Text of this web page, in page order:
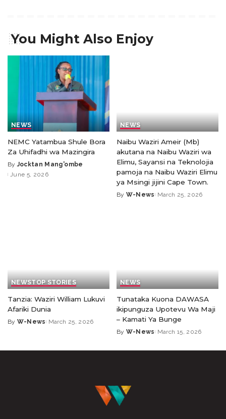
You Might Also Enjoy
NEWS
NEMC Yatambua Shule Bora
Za Uhifadhi wa Mazingira
By Jocktan Mang'ombe
June 5, 2026
NEWS
Naibu Waziri Ameir (Mb)
akutana na Naibu Waziri wa
Elimu, Sayansi na Teknolojia
pamoja na Naibu Waziri Elimu
ya Msingi jijini Cape Town.
By W-News March 25, 2026
NEWSTOP STORIES
Tanzia: Waziri William Lukuvi
Afariki Dunia
By W-News March 25, 2026
NEWS
Tunataka Kuona DAWASA
ikipunguza Upotevu Wa Maji
– Kamati Ya Bunge
By W-News March 15, 2026